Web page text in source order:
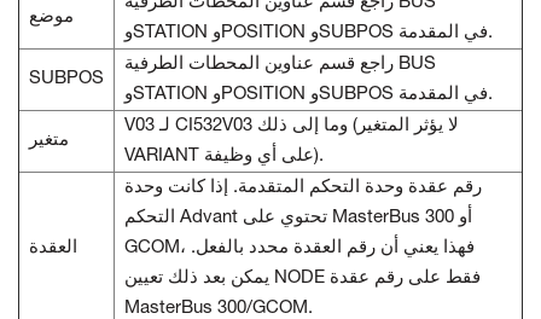
موضع
وSTATION وPOSITION وSUBPOS في المقدمة.
SUBPOS
راجع قسم عناوين المحطات الطرفية BUS
وSTATION وPOSITION وSUBPOS في المقدمة.
متغير
V03 لـ CI532V03 وما إلى ذلك (لا يؤثر المتغير
VARIANT على أي وظيفة).
العقدة
رقم عقدة وحدة التحكم المتقدمة. إذا كانت وحدة
التحكم Advant تحتوي على MasterBus 300 أو
GCOM، فهذا يعني أن رقم العقدة محدد بالفعل.
يمكن بعد ذلك تعيين NODE فقط على رقم عقدة
MasterBus 300/GCOM.